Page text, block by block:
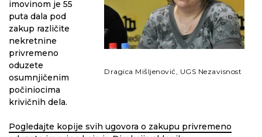
Dragica Mišljenović, UGS Nezavisnost
imovinom je 55
puta dala pod
zakup različite
nekretnine
privremeno
oduzete
osumnjičenim
počiniocima
krivičnih dela.
Pogledajte kopije svih ugovora o zakupu privremeno